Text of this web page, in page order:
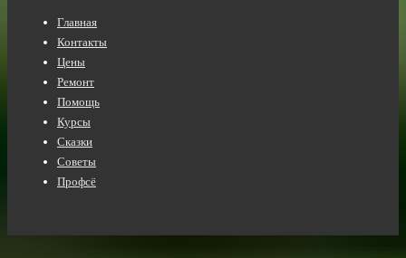
Нижнее
меню
Главная
Контакты
Цены
Ремонт
Помощь
Курсы
Сказки
Советы
Профсё